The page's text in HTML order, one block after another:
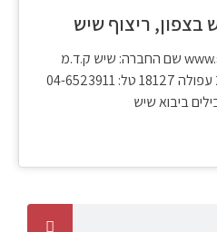
בצפון, ריצוף שיש
אתר: www.shaishkedem.co.il שם החברה: שיש ק.ד.מ
כתובת החרמש 6 ת.ד. 2845 עפולה 18127 טל: 04-6523911
ביבוא שיש